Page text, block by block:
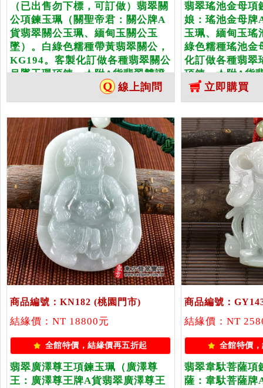
（已出售勿下標，可訂做）翡翠關
公項鍊玉珮（關聖帝君：關公牌A
貨翡翠關公玉珮、緬甸玉關公玉
墜）。白綠色糯種帶黃翡翠關公，
KG194。客製化訂做各種翡翠關公
吊墜玉珮項鍊。★附A貨翡翠雙證
線上詢問
翡翠瑤池金母項
娘：瑤池金母牌
玉珮、緬甸玉瑤
綠色糯種瑤池金
化訂做各種翡翠
項鍊。★附A貨
立即購買
商品編號：KN182 (桃園門市)
結緣價：NT 18800元
全館特價，結緣價再五折起
翡翠廣澤尊王項鍊玉珮（廣澤尊
王：廣澤尊王牌A貨翡翠廣澤尊王
商品編號：
結緣價：NT
全館特價
翡翠韋馱菩薩項
薩：韋馱菩薩牌